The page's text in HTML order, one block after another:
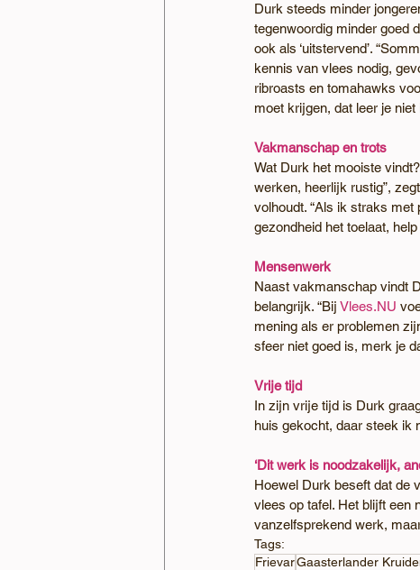
Durk steeds minder
tegenwoordig minder goed
ook als ‘uitstervend’.
kennis van vlees nodig,
ribroasts en tomahawks
moet krijgen, dat leer je niet
Vakmanschap en trots
Wat Durk het mooiste
werken, heerlijk rustig”,
volhoudt. “Als ik straks
gezondheid het toelaat,
Mensenwerk
Naast vakmanschap vindt
belangrijk. “Bij Vlees.NU
mening als er problemen
sfeer niet goed is, merk je
Vrije tijd
In zijn vrije tijd is Durk
huis gekocht, daar steek ik
‘Dit werk is noodzakelijk,
Hoewel Durk beseft dat de
vlees op tafel. Het blijft een
vanzelfsprekend werk,
Tags:
FrievarGaasterlander